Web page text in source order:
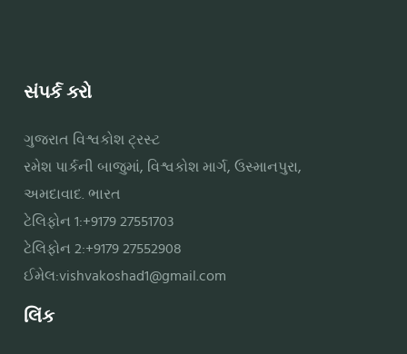
સંપર્ક કરો
ગુજરાત વિશ્વકોશ ટ્રસ્ટ
રમેશ પાર્કની બાજુમાં, વિશ્વકોશ માર્ગ, ઉસ્માનપુરા,
અમદાવાદ. ભારત
ટેલિફોન 1:+9179 27551703
ટેલિફોન 2:+9179 27552908
ઈમેલ:vishvakoshad1@gmail.com
લિંક